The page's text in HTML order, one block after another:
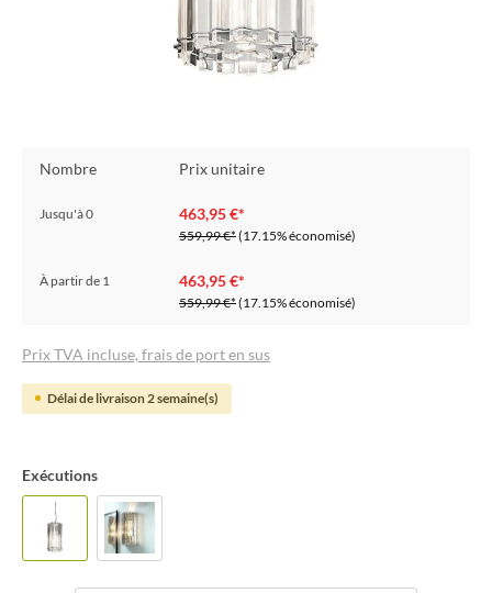
Nombre Prix unitaire
Jusqu'à0 463,95 €*
559,99 €*(17.15% économisé)
À partir de 1 463,95 €*
559,99 €*(17.15% économisé)
Prix TVA incluse, frais de port en sus
Délai de livraison 2 semaine(s)
Exécutions